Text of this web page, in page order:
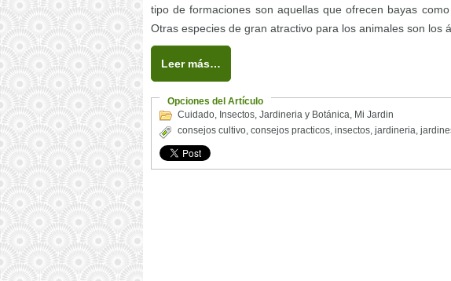
tipo de formaciones son aquellas que ofrecen bayas
Otras especies de gran atractivo para los animales son los
Leer más…
Opciones del Artículo
Cuidado, Insectos, Jardineria y Botánica, Mi Jardin
consejos cultivo, consejos practicos, insectos, jardineria,